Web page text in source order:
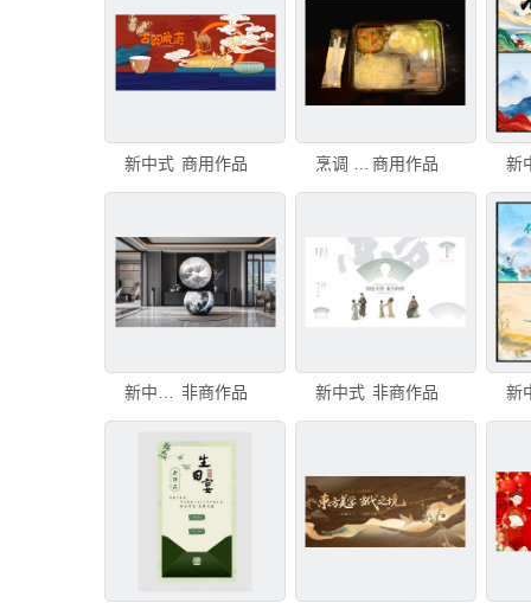
新中式 商用作品 商用作品 新
新中式前厅 非商作品 新中式 非商作品 新